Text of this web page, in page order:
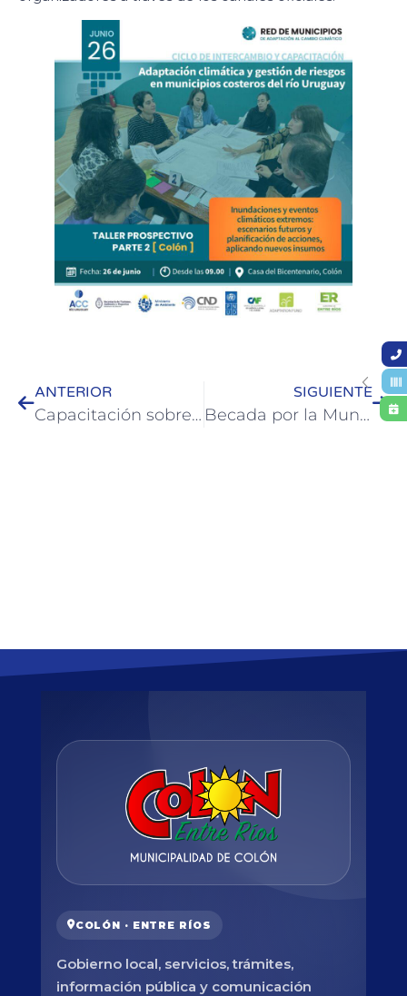
ANTERIOR
Capacitación sobre la representación letrada del varón denunciado en el proceso de violencia por razones de género
SIGUIENTE
Becada por la Municipalidad de Colón se recibió de Técnica en Diagnóstico por Imágenes
COLÓN · ENTRE RÍOS
Gobierno local, servicios, trámites,
información pública y comunicación